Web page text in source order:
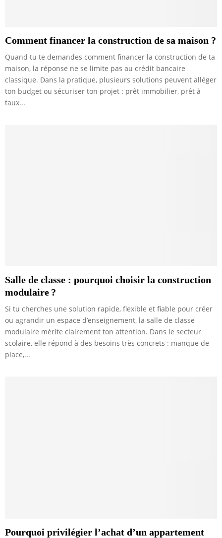
Comment financer la construction de sa maison ?
Quand tu te demandes comment financer la construction de ta
maison, la réponse ne se limite pas au crédit bancaire
classique. Dans la pratique, plusieurs solutions peuvent alléger
ton budget ou sécuriser ton projet : prêt immobilier, prêt à
taux...
Salle de classe : pourquoi choisir la construction
modulaire ?
Si tu cherches une solution rapide, flexible et fiable pour créer
ou agrandir un espace d’enseignement, la salle de classe
modulaire mérite clairement ton attention. Dans le secteur
scolaire, elle répond à des besoins très concrets : manque de
place,...
Pourquoi privilégier l’achat d’un appartement